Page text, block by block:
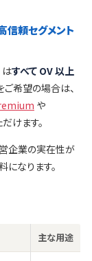
信頼セグメント
はすべて OV 以上
ご希望の場合は、
や
けます。
企業の実在性が
なります。
主な用途